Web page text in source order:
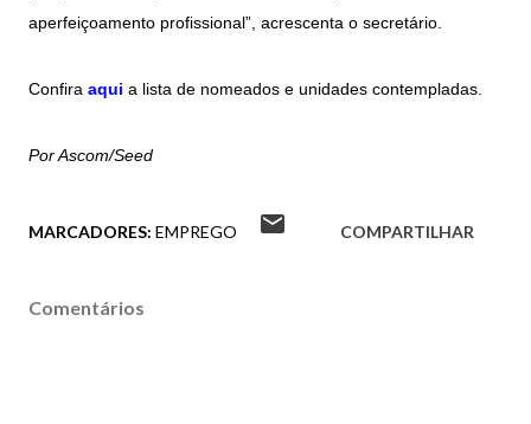
aperfeiçoamento profissional”, acrescenta o secretário.
Confira aqui a lista de nomeados e unidades contempladas.
Por Ascom/Seed
MARCADORES: EMPREGO COMPARTILHAR
Comentários